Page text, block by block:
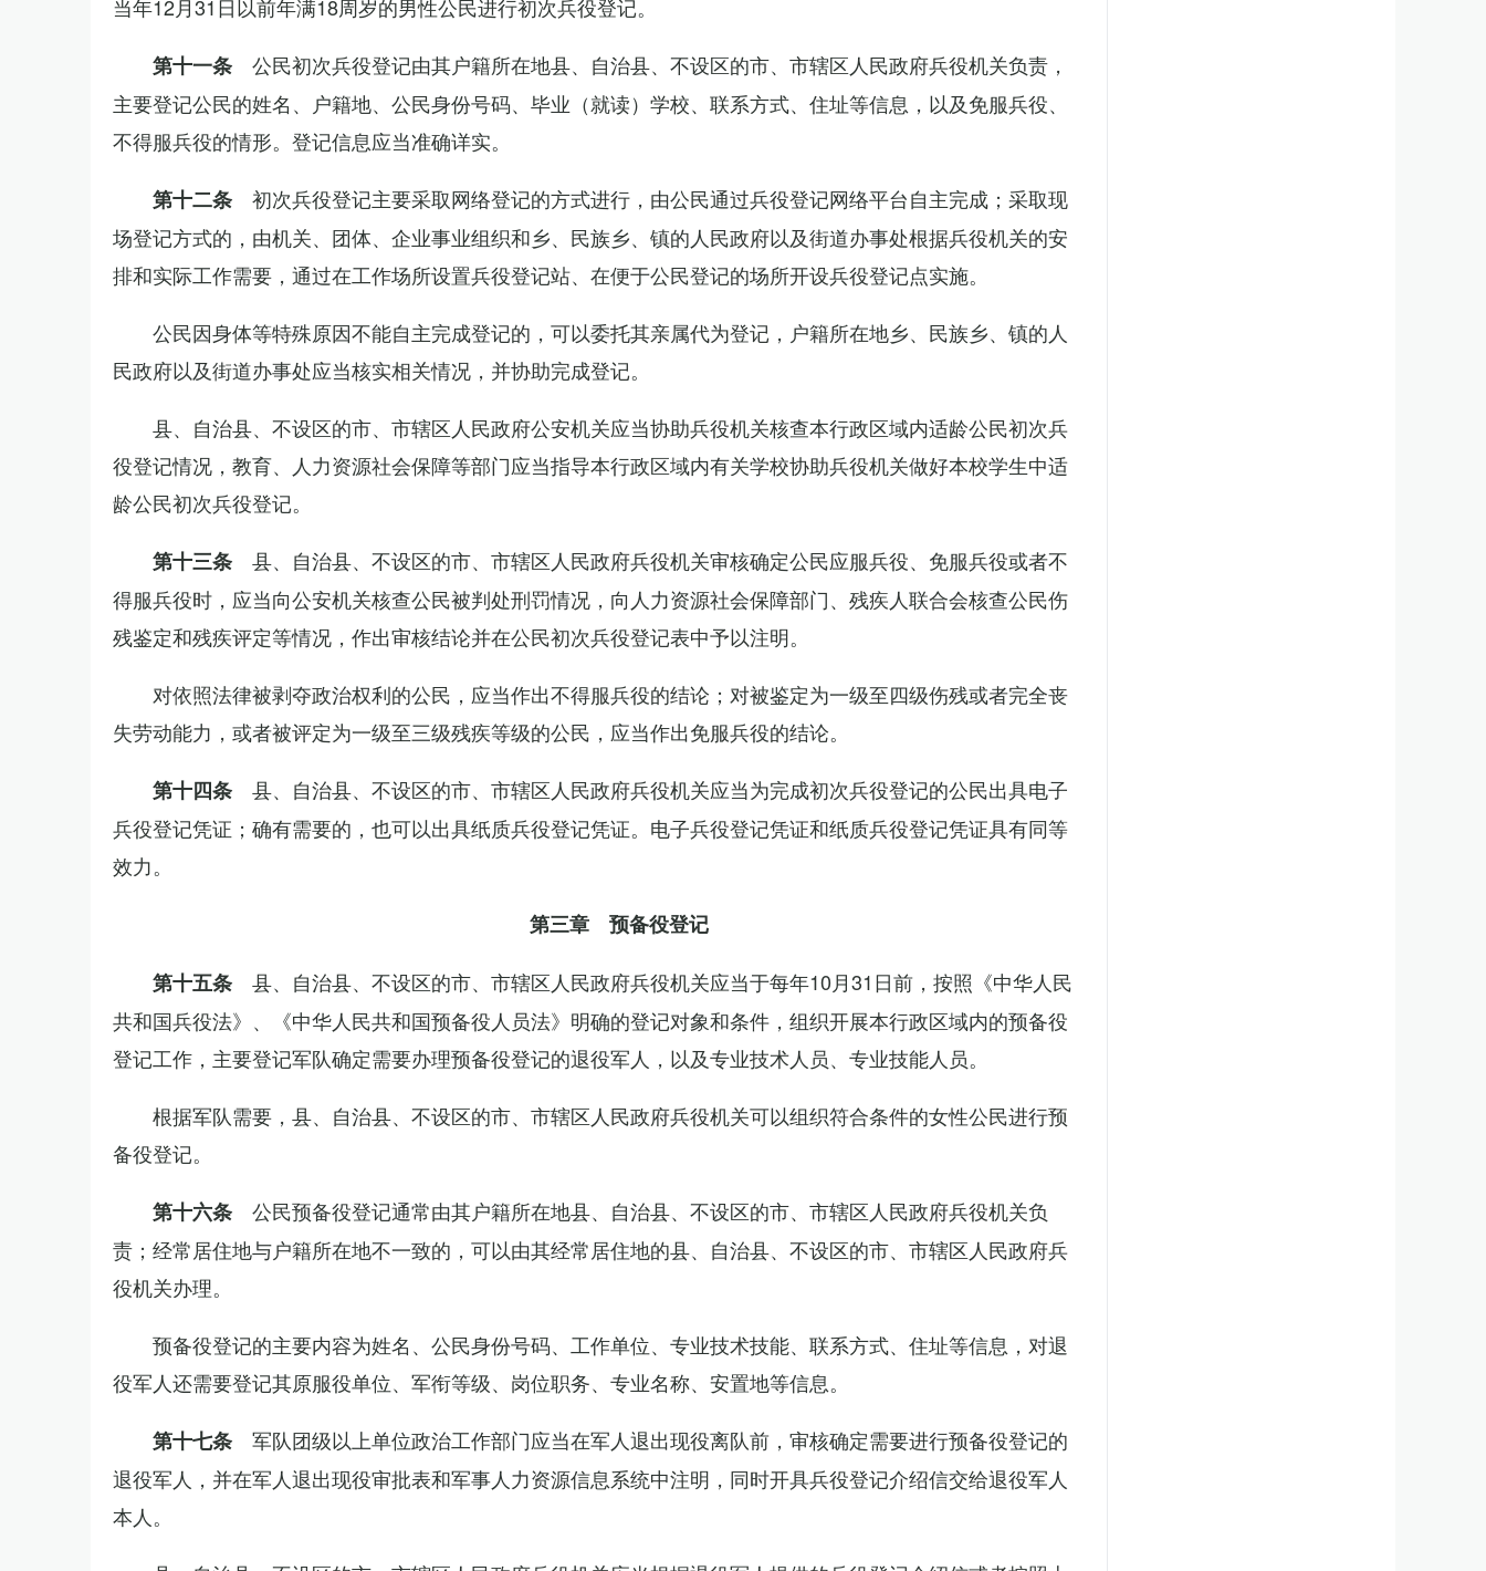
当年12月31日以前年满18周岁的男性公民进行初次兵役登记。
第十一条 公民初次兵役登记由其户籍所在地县、自治县、不设区的市、市辖区人民政府兵役机关负责，
主要登记公民的姓名、户籍地、公民身份号码、毕业（就读）学校、联系方式、住址等信息，以及免服兵役、
不得服兵役的情形。登记信息应当准确详实。
第十二条 初次兵役登记主要采取网络登记的方式进行，由公民通过兵役登记网络平台自主完成；采取现
场登记方式的，由机关、团体、企业事业组织和乡、民族乡、镇的人民政府以及街道办事处根据兵役机关的安
排和实际工作需要，通过在工作场所设置兵役登记站、在便于公民登记的场所开设兵役登记点实施。
公民因身体等特殊原因不能自主完成登记的，可以委托其亲属代为登记，户籍所在地乡、民族乡、镇的人
民政府以及街道办事处应当核实相关情况，并协助完成登记。
县、自治县、不设区的市、市辖区人民政府公安机关应当协助兵役机关核查本行政区域内适龄公民初次兵
役登记情况，教育、人力资源社会保障等部门应当指导本行政区域内有关学校协助兵役机关做好本校学生中适
龄公民初次兵役登记。
第十三条 县、自治县、不设区的市、市辖区人民政府兵役机关审核确定公民应服兵役、免服兵役或者不
得服兵役时，应当向公安机关核查公民被判处刑罚情况，向人力资源社会保障部门、残疾人联合会核查公民伤
残鉴定和残疾评定等情况，作出审核结论并在公民初次兵役登记表中予以注明。
对依照法律被剥夺政治权利的公民，应当作出不得服兵役的结论；对被鉴定为一级至四级伤残或者完全丧
失劳动能力，或者被评定为一级至三级残疾等级的公民，应当作出免服兵役的结论。
第十四条 县、自治县、不设区的市、市辖区人民政府兵役机关应当为完成初次兵役登记的公民出具电子
兵役登记凭证；确有需要的，也可以出具纸质兵役登记凭证。电子兵役登记凭证和纸质兵役登记凭证具有同等
效力。
第三章 预备役登记
第十五条 县、自治县、不设区的市、市辖区人民政府兵役机关应当于每年10月31日前，按照《中华人民
共和国兵役法》、《中华人民共和国预备役人员法》明确的登记对象和条件，组织开展本行政区域内的预备役
登记工作，主要登记军队确定需要办理预备役登记的退役军人，以及专业技术人员、专业技能人员。
根据军队需要，县、自治县、不设区的市、市辖区人民政府兵役机关可以组织符合条件的女性公民进行预
备役登记。
第十六条 公民预备役登记通常由其户籍所在地县、自治县、不设区的市、市辖区人民政府兵役机关负
责；经常居住地与户籍所在地不一致的，可以由其经常居住地的县、自治县、不设区的市、市辖区人民政府兵
役机关办理。
预备役登记的主要内容为姓名、公民身份号码、工作单位、专业技术技能、联系方式、住址等信息，对退
役军人还需要登记其原服役单位、军衔等级、岗位职务、专业名称、安置地等信息。
第十七条 军队团级以上单位政治工作部门应当在军人退出现役离队前，审核确定需要进行预备役登记的
退役军人，并在军人退出现役审批表和军事人力资源信息系统中注明，同时开具兵役登记介绍信交给退役军人
本人。